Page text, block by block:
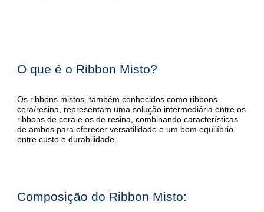
O que é o Ribbon Misto?
Os ribbons mistos, também conhecidos como ribbons
cera/resina, representam uma solução intermediária entre os
ribbons de cera e os de resina, combinando características
de ambos para oferecer versatilidade e um bom equilíbrio
entre custo e durabilidade.
Composição do Ribbon Misto: